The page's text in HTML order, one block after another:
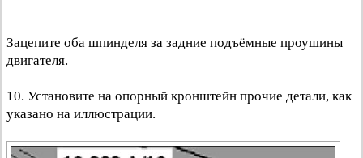
Зацепите оба шпинделя за задние подъёмные проушины
двигателя.
10. Установите на опорный кронштейн прочие детали, как
указано на иллюстрации.